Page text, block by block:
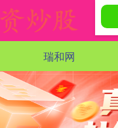
瑞和网